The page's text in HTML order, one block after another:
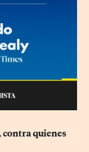
contra quienes